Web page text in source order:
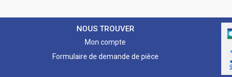
NOUS TROUVER
Mon compte
Formulaire de demande de pièce